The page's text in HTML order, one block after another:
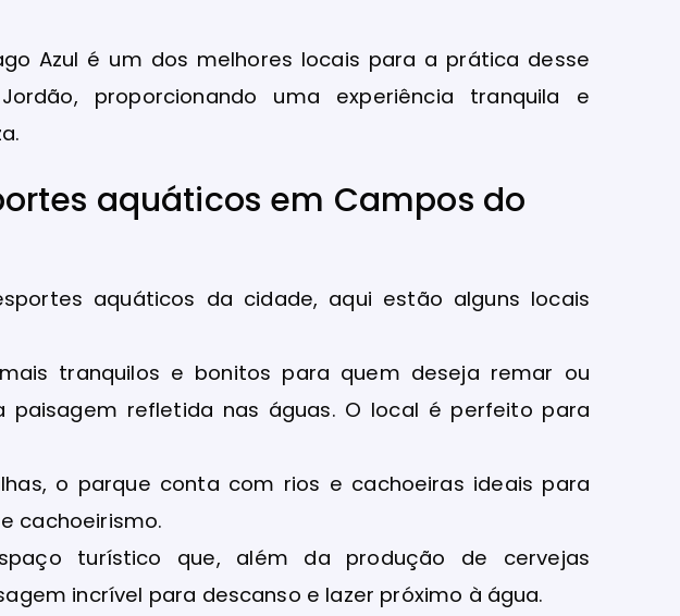
Azul é um dos melhores locais para a prática desse
proporcionando uma experiência tranquila e
aquáticos em Campos do
aquáticos da cidade, aqui estão alguns locais
tranquilos e bonitos para quem deseja remar ou
paisagem refletida nas águas. O local é perfeito para
o parque conta com rios e cachoeiras ideais para
cachoeirismo.
turístico que, além da produção de cervejas
incrível para descanso e lazer próximo à água.